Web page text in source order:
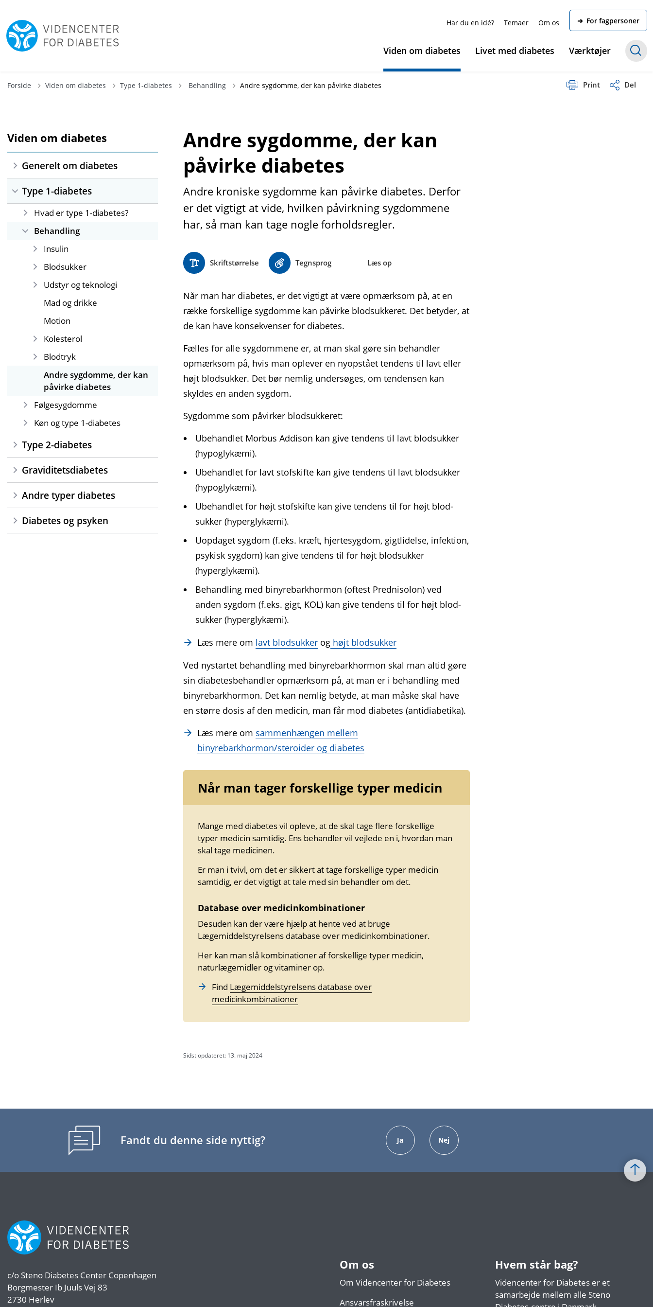
Har du en idé? Temaer Om os ➜ For fagpersoner
Viden om diabetes Livet med diabetes Værktøjer
Forside Viden om diabetes Type 1-diabetes Tilbage til
Behandling Andre sygdomme, der kan påvirke diabetes Print Del
Viden om diabetes
Generelt om diabetes
Type 1-diabetes
Hvad er type 1-diabetes?
Behandling
Insulin
Blodsukker
Udstyr og teknologi
Mad og drikke
Motion
Kolesterol
Blodtryk
Andre sygdomme, der kan
påvirke diabetes
Følgesygdomme
Køn og type 1-diabetes
Type 2-diabetes
Graviditetsdiabetes
Andre typer diabetes
Diabetes og psyken
Andre sygdomme, der kan
påvirke diabetes
Andre kroniske sygdomme kan påvirke diabetes. Derfor
er det vigtigt at vide, hvilken påvirkning sygdommene
har, så man kan tage nogle forholdsregler.
Skriftstørrelse Tegnsprog Læs op
Når man har diabetes, er det vigtigt at være opmærksom på, at en
række forskellige sygdomme kan påvirke blodsukkeret. Det betyder, at
de kan have konsekvenser for diabetes.
Fælles for alle sygdommene er, at man skal gøre sin behandler
opmærksom på, hvis man oplever en nyopstået tendens til lavt eller
højt blod­sukker. Det bør nemlig undersøges, om tendensen kan
skyldes en anden sygdom.
Sygdomme som påvirker blodsukkeret:
Ubehandlet Morbus Addison kan give tendens til lavt blod­sukker
(hypoglykæmi).
Ubehandlet for lavt stofskifte kan give tendens til lavt blod­sukker
(hypoglykæmi).
Ubehandlet for højt stofskifte kan give tendens til for højt blod­
sukker (hyperglykæmi).
Uopdaget sygdom (f.eks. kræft, hjerte­sygdom, gigtlidelse, infektion,
psykisk sygdom) kan give tendens til for højt blodsukker
(hyperglykæmi).
Behandling med binyrebark­hormon (oftest Prednisolon) ved
anden sygdom (f.eks. gigt, KOL) kan give tendens til for højt blod­
sukker (hyperglykæmi).
Læs mere om lavt blodsukker og højt blodsukker
Ved nystartet behandling med binyrebark­hormon skal man altid gøre
sin diabetes­behandler opmærksom på, at man er i behandling med
binyrebark­hormon. Det kan nemlig betyde, at man måske skal have
en større dosis af den medicin, man får mod diabetes (antidiabetika).
Læs mere om sammenhængen mellem
binyrebarkhormon/steroider og diabetes
Når man tager forskellige typer medicin
Mange med diabetes vil opleve, at de skal tage flere forskellige
typer medicin samtidig. Ens behandler vil vejlede en i, hvordan man
skal tage medicinen.
Er man i tvivl, om det er sikkert at tage forskellige typer medicin
samtidig, er det vigtigt at tale med sin behandler om det.
Database over medicinkombinationer
Desuden kan der være hjælp at hente ved at bruge
Lægemiddelstyrelsens database over medicinkombinationer.
Her kan man slå kombinationer af forskellige typer medicin,
naturlægemidler og vitaminer op.
Find Lægemiddelstyrelsens database over
medicinkombinationer
Sidst opdateret: 13. maj 2024
Fandt du denne side nyttig? Ja Nej
c/o Steno Diabetes Center Copenhagen
Borgmester Ib Juuls Vej 83
2730 Herlev
Om os
Om Videncenter for Diabetes
Ansvarsfraskrivelse
Hvem står bag?
Videncenter for Diabetes er et
samarbejde mellem alle Steno